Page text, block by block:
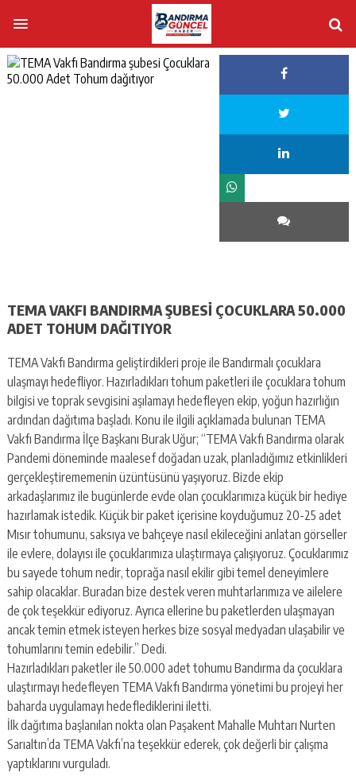
TEMA VAKFI BANDIRMA ŞUBESI ÇOCUKLARA 50.000
ADET TOHUM DAĞITIYOR
TEMA Vakfı Bandırma geliştirdikleri proje ile Bandırmalı çocuklara
ulaşmayı hedefliyor. Hazırladıkları tohum paketleri ile çocuklara tohum
bilgisi ve toprak sevgisini aşılamayı hedefleyen ekip, yoğun hazırlığın
ardından dağıtıma başladı. Konu ile ilgili açıklamada bulunan TEMA
Vakfı Bandırma İlçe Başkanı Burak Uğur; “TEMA Vakfı Bandırma olarak
Pandemi döneminde maalesef doğadan uzak, planladığımız etkinlikleri
gerçekleştirememenin üzüntüsünü yaşıyoruz. Bizde ekip
arkadaşlarımız ile bugünlerde evde olan çocuklarımıza küçük bir hediye
hazırlamak istedik. Küçük bir paket içerisine koyduğumuz 20-25 adet
Mısır tohumunu, saksıya ve bahçeye nasıl ekileceğini anlatan görseller
ile evlere, dolayısı ile çocuklarımıza ulaştırmaya çalışıyoruz. Çocuklarımız
bu sayede tohum nedir, toprağa nasıl ekilir gibi temel deneyimlere
sahip olacaklar. Buradan bize destek veren muhtarlarımıza ve ailelere
de çok teşekkür ediyoruz. Ayrıca ellerine bu paketlerden ulaşmayan
ancak temin etmek isteyen herkes bize sosyal medyadan ulaşabilir ve
tohumlarını temin edebilir.” Dedi.
Hazırladıkları paketler ile 50.000 adet tohumu Bandırma da çocuklara
ulaştırmayı hedefleyen TEMA Vakfı Bandırma yönetimi bu projeyi her
baharda uygulamayı hedeflediklerini iletti.
İlk dağıtıma başlanılan nokta olan Paşakent Mahalle Muhtarı Nurten
Sarıaltın’da TEMA Vakfı’na teşekkür ederek, çok değerli bir çalışma
yaptıklarını vurguladı.